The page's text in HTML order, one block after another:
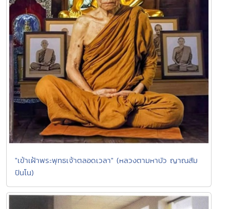
"เข้าเฝ้าพระพุทธเจ้าตลอดเวลา" (หลวงตามหาบัว ญาณสัม
ปันโน)